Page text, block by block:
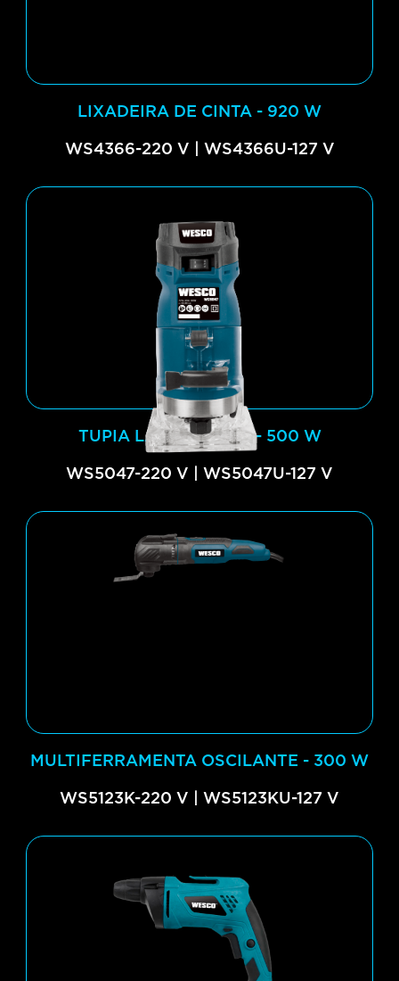
LIXADEIRA DE CINTA - 920 W
WS4366-220 V | WS4366U-127 V
TUPIA LAMINADORA - 500 W
WS5047-220 V | WS5047U-127 V
MULTIFERRAMENTA OSCILANTE - 300 W
WS5123K-220 V | WS5123KU-127 V